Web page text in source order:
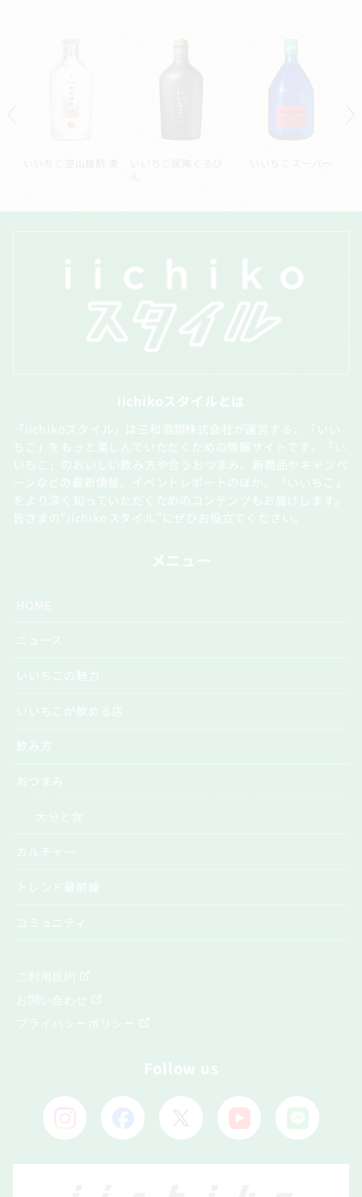
iichikoスタイルとは
「iichikoスタイル」は三和酒類株式会社が運営する、「いい
ちこ」をもっと楽しんでいただくための情報サイトです。「い
いちこ」のおいしい飲み方や合うおつまみ、新商品やキャンペ
ーンなどの最新情報、イベントレポートのほか、「いいちこ」
をより深く知っていただくためのコンテンツもお届けします。
皆さまの“iichikoスタイル”にぜひお役立てください。
メニュー
HOME
ニュース
いいちこの魅力
いいちこが飲める店
飲み方
おつまみ
カルチャー
トレンド最前線
コミュニティ
ご利用規約
お問い合わせ
プライバシーポリシー
Follow us